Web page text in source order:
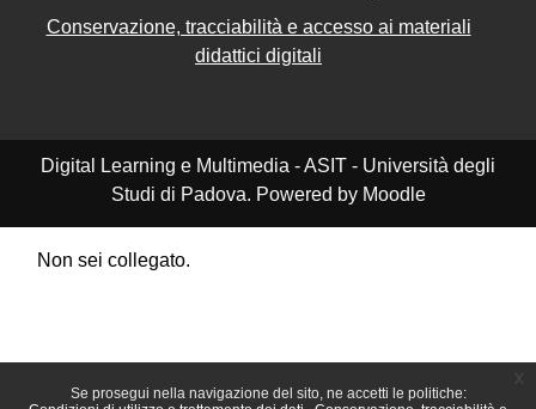
Se prosegui nella navigazione del sito, ne accetti le politiche:
Conservazione, tracciabilità e accesso ai materiali
didattici digitali
Digital Learning e Multimedia - ASIT - Università degli
Studi di Padova. Powered by Moodle
Non sei collegato.